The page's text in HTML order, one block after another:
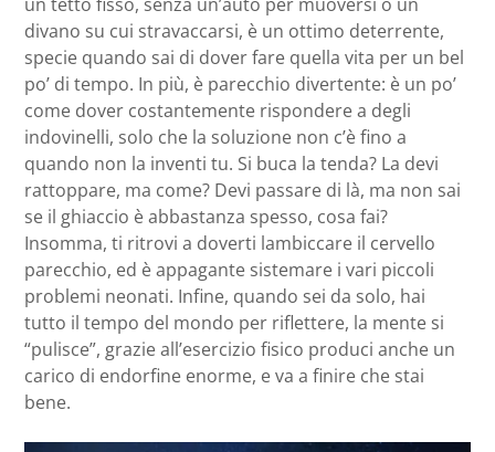
divano su cui stravaccarsi, è un ottimo deterrente,
specie quando sai di dover fare quella vita per un bel
po’ di tempo. In più, è parecchio divertente: è un po’
come dover costantemente rispondere a degli
indovinelli, solo che la soluzione non c’è fino a
quando non la inventi tu. Si buca la tenda? La devi
rattoppare, ma come? Devi passare di là, ma non sai
se il ghiaccio è abbastanza spesso, cosa fai?
Insomma, ti ritrovi a doverti lambiccare il cervello
parecchio, ed è appagante sistemare i vari piccoli
problemi neonati. Infine, quando sei da solo, hai
tutto il tempo del mondo per riflettere, la mente si
“pulisce”, grazie all’esercizio fisico produci anche un
carico di endorfine enorme, e va a finire che stai
bene.